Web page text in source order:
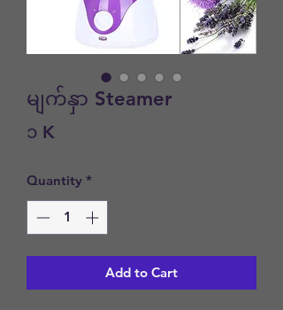
မျက်နှာ Steamer
၁ K
Quantity *
Add to Cart